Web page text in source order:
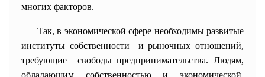
многих факторов.
Так, в экономической сфере необходимы развитые
институты собственности и рыночных отношений,
требующие свободы предпринимательства. Людям,
обладающим собственностью и экономической